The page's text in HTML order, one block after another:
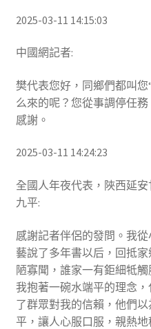
2025-03-11 14:15:03
中國網記者:
樊代表您好，同鄉們都叫
么來的呢？您從事調停任
感謝。
2025-03-11 14:24:23
全國人年夜代表，陜西延
九平:
感謝記者伴侶的發問。我
藝說了多年書以后，回抵
陋寡聞，誰家一有鉅細牴
我抱著一碗水端平的理念
了群眾對我的信賴，他們
平，讓人心服口服，親熱